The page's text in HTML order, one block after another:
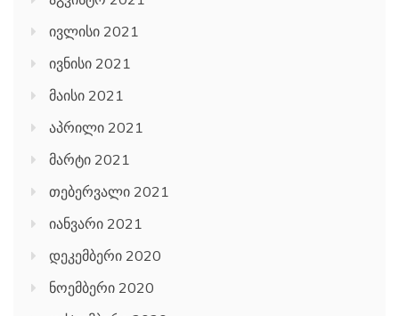
ივლისი 2021
ივნისი 2021
მაისი 2021
აპრილი 2021
მარტი 2021
თებერვალი 2021
იანვარი 2021
დეკემბერი 2020
ნოემბერი 2020